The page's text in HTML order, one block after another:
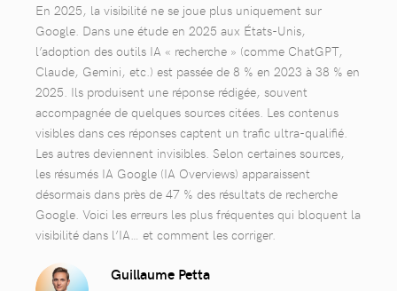
En 2025, la visibilité ne se joue plus uniquement sur
Google. Dans une étude en 2025 aux États-Unis,
l’adoption des outils IA « recherche » (comme ChatGPT,
Claude, Gemini, etc.) est passée de 8 % en 2023 à 38 % en
2025. Ils produisent une réponse rédigée, souvent
accompagnée de quelques sources citées. Les contenus
visibles dans ces réponses captent un trafic ultra-qualifié.
Les autres deviennent invisibles. Selon certaines sources,
les résumés IA Google (IA Overviews) apparaissent
désormais dans près de 47 % des résultats de recherche
Google. Voici les erreurs les plus fréquentes qui bloquent la
visibilité dans l’IA… et comment les corriger.
Guillaume Petta